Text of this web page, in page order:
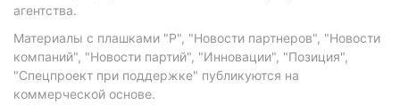
агентства.
Материалы с плашками "Р", "Новости партнеров", "Новости
компаний", "Новости партий", "Инновации", "Позиция",
"Спецпроект при поддержке" публикуются на
коммерческой основе.